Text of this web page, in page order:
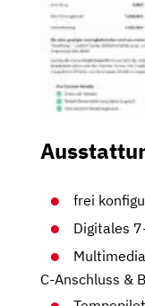
frei
Digitales
C-Anschluss &